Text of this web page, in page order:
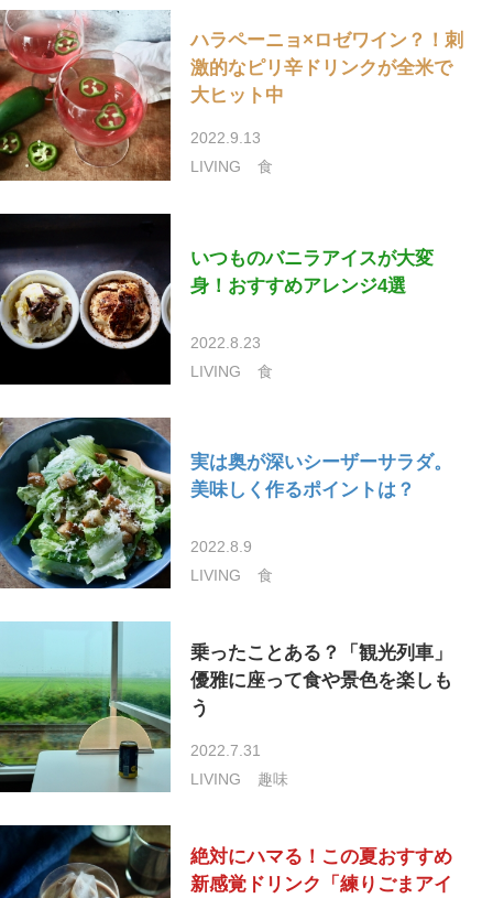
ハラペーニョ×ロゼワイン？！刺
激的なピリ辛ドリンクが全米で
大ヒット中
2022.9.13
LIVING
食
いつものバニラアイスが大変
身！おすすめアレンジ4選
2022.8.23
LIVING
食
実は奥が深いシーザーサラダ。
美味しく作るポイントは？
2022.8.9
LIVING
食
乗ったことある？「観光列車」
優雅に座って食や景色を楽しも
う
2022.7.31
LIVING
趣味
絶対にハマる！この夏おすすめ
新感覚ドリンク「練りごまアイ